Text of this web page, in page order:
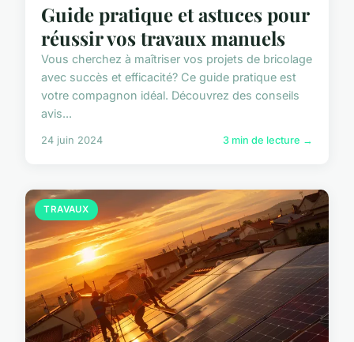
Guide pratique et astuces pour
réussir vos travaux manuels
Vous cherchez à maîtriser vos projets de bricolage
avec succès et efficacité? Ce guide pratique est
votre compagnon idéal. Découvrez des conseils
avis...
24 juin 2024 3 min de lecture →
TRAVAUX